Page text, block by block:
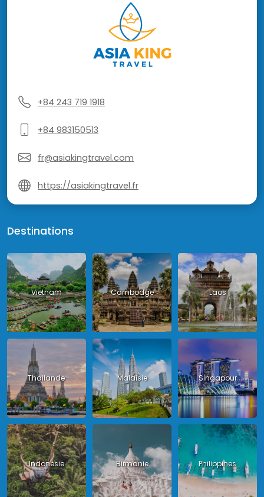
+84 243 719 1918
+84 983150513
fr@asiakingtravel.com
https://asiakingtravel.fr
Destinations
Vietnam Cambodge Laos
Thailande Malaisie Singapour
Indonésie Birmanie Philippines